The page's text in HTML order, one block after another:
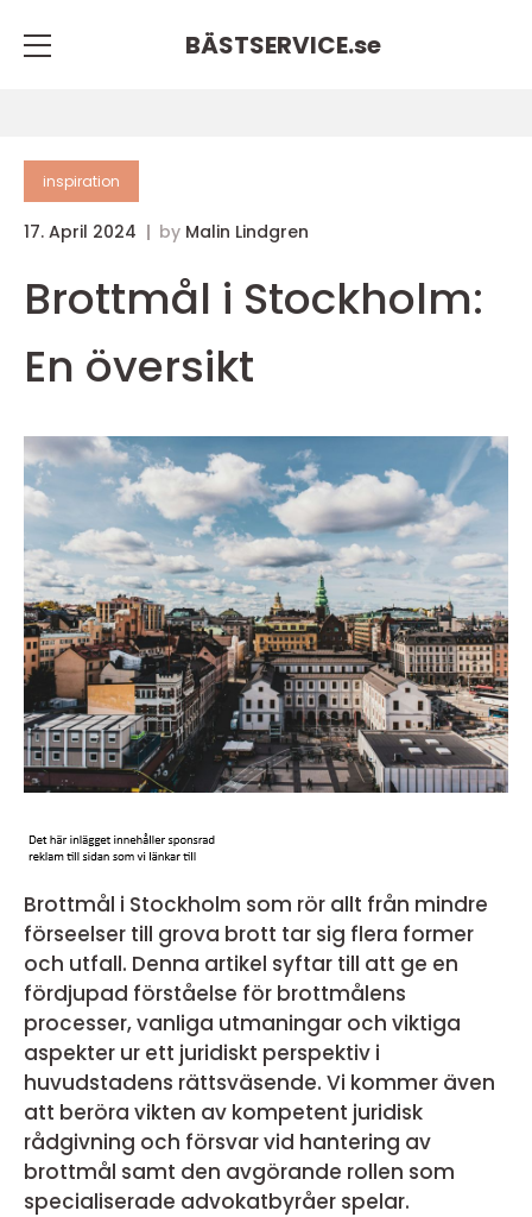
BÄSTSERVICE.se
inspiration
17. April 2024 by Malin Lindgren
Brottmål i Stockholm:
En översikt
Brottmål i Stockholm som rör allt från mindre
förseelser till grova brott tar sig flera former
och utfall. Denna artikel syftar till att ge en
fördjupad förståelse för brottmålens
processer, vanliga utmaningar och viktiga
aspekter ur ett juridiskt perspektiv i
huvudstadens rättsväsende. Vi kommer även
att beröra vikten av kompetent juridisk
rådgivning och försvar vid hantering av
brottmål samt den avgörande rollen som
specialiserade advokatbyråer spelar.